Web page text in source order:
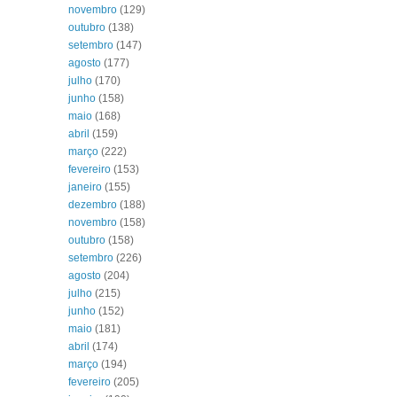
novembro (129)
outubro (138)
setembro (147)
agosto (177)
julho (170)
junho (158)
maio (168)
abril (159)
março (222)
fevereiro (153)
janeiro (155)
dezembro (188)
novembro (158)
outubro (158)
setembro (226)
agosto (204)
julho (215)
junho (152)
maio (181)
abril (174)
março (194)
fevereiro (205)